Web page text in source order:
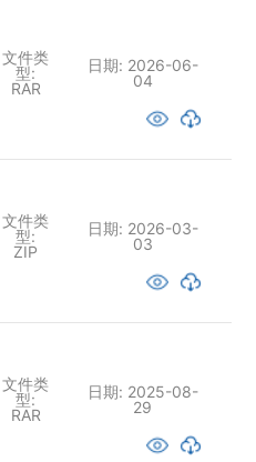
文件类
型:
RAR
日期: 2026-06-
04
文件类
型:
ZIP
日期: 2026-03-
03
文件类
型:
RAR
日期: 2025-08-
29